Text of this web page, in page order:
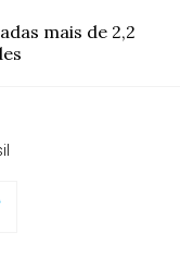
mais de 2,2